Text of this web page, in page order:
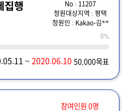
집행
No : 11207
청원대상지역 : 평택
청원인 : Kakao-김**
0%
~2020.06.10 50,000목표
참여인원 0명